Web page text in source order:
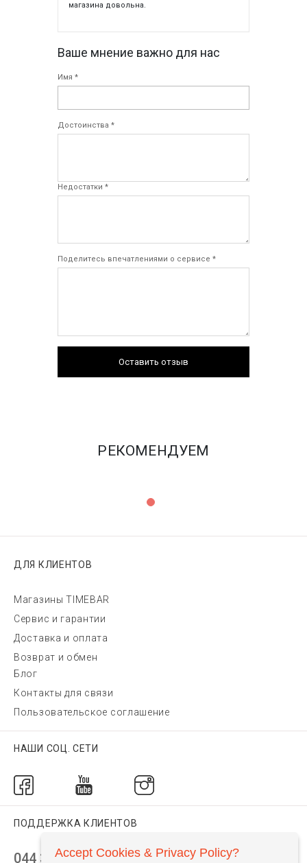
магазина довольна.
Ваше мнение важно для нас
Имя *
Достоинства *
Недостатки *
Поделитесь впечатлениями о сервисе *
Оставить отзыв
РЕКОМЕНДУЕМ
ДЛЯ КЛИЕНТОВ
Магазины TIMEBAR
Сервис и гарантии
Доставка и оплата
Возврат и обмен
Блог
Контакты для связи
Пользовательское соглашение
НАШИ СОЦ. СЕТИ
ПОДДЕРЖКА КЛИЕНТОВ
044 392 44 45
Accept Cookies & Privacy Policy?